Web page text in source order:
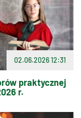
02.06.2026 12:31
praktycznej
r.